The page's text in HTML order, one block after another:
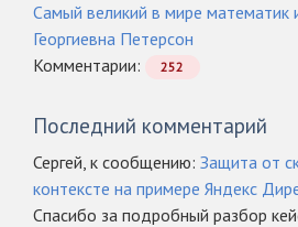
Самый великий в мире математик
Георгиевна Петерсон
Комментарии:
252
Последний комментарий
Сергей, к сообщению: Защита от
контексте на примере Яндекс
Спасибо за подробный разбор